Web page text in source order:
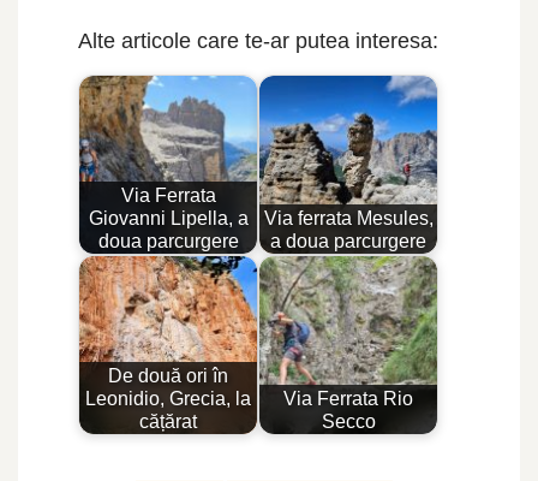
Alte articole care te-ar putea interesa:
Via Ferrata
Giovanni Lipella, a
doua parcurgere
Via ferrata Mesules,
a doua parcurgere
De două ori în
Leonidio, Grecia, la
cățărat
Via Ferrata Rio
Secco